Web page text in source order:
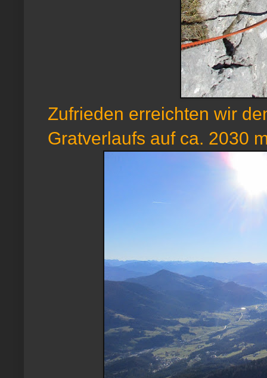
Zufrieden erreichten wir
Gratverlaufs auf ca. 2030